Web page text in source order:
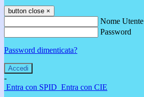
button close ×
Nome Utente
Password
Password dimenticata?
-
Entra con SPID Entra con CIE